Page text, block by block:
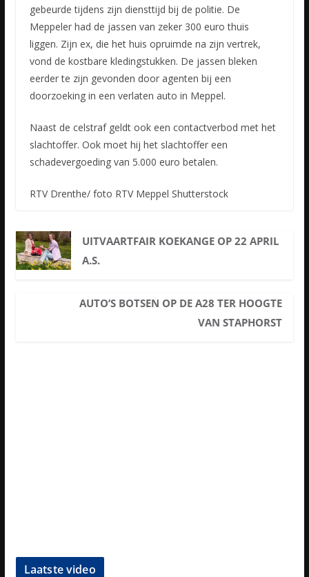
gebeurde tijdens zijn diensttijd bij de politie. De
Meppeler had de jassen van zeker 300 euro thuis
liggen. Zijn ex, die het huis opruimde na zijn vertrek,
vond de kostbare kledingstukken. De jassen bleken
eerder te zijn gevonden door agenten bij een
doorzoeking in een verlaten auto in Meppel.
Naast de celstraf geldt ook een contactverbod met het
slachtoffer. Ook moet hij het slachtoffer een
schadevergoeding van 5.000 euro betalen.
RTV Drenthe/ foto RTV Meppel Shutterstock
UITVAARTFAIR KOEKANGE OP 22 APRIL
A.S.
AUTO’S BOTSEN OP DE A28 TER HOOGTE
VAN STAPHORST
Laatste video